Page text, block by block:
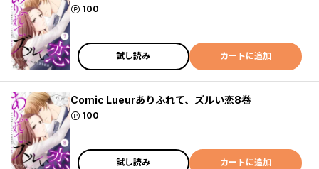
100
ポイント
試し読み カートに追加
Comic Lueurありふれて、ズルい恋8巻
100
ポイント
試し読み カートに追加